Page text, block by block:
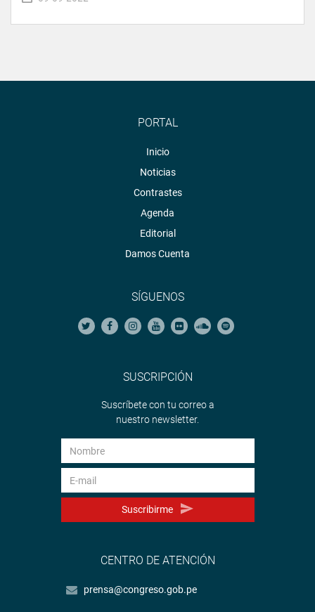
PORTAL
Inicio
Noticias
Contrastes
Agenda
Editorial
Damos Cuenta
SÍGUENOS
SUSCRIPCIÓN
Suscríbete con tu correo a
nuestro newsletter.
Suscribirme
CENTRO DE ATENCIÓN
prensa@congreso.gob.pe